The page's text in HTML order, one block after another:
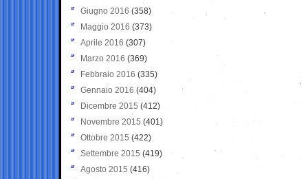
Giugno 2016 (358)
Maggio 2016 (373)
Aprile 2016 (307)
Marzo 2016 (369)
Febbraio 2016 (335)
Gennaio 2016 (404)
Dicembre 2015 (412)
Novembre 2015 (401)
Ottobre 2015 (422)
Settembre 2015 (419)
Agosto 2015 (416)